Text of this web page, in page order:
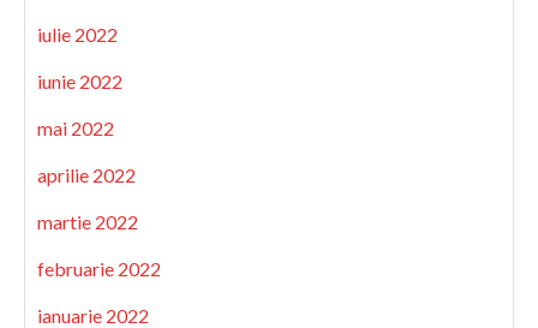
iulie 2022
iunie 2022
mai 2022
aprilie 2022
martie 2022
februarie 2022
ianuarie 2022